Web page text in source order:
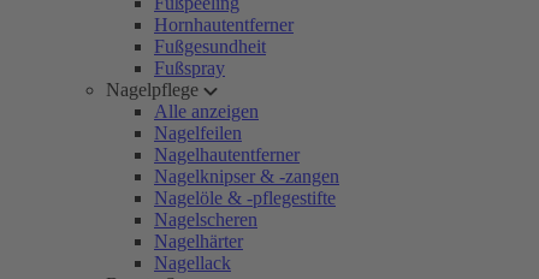
Hornhautentferner
Fußgesundheit
Fußspray
Nagelpflege
Alle anzeigen
Nagelfeilen
Nagelhautentferner
Nagelknipser & -zangen
Nagelöle & -pflegestifte
Nagelscheren
Nagelhärter
Nagellack